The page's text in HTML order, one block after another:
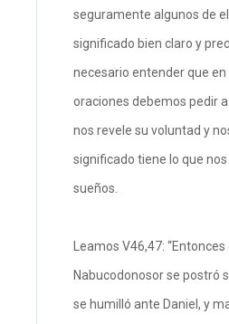
seguramente algunos de
significado bien claro y
necesario entender que
oraciones debemos pedir
nos revele su voluntad y
significado tiene lo que
sueños.
Leamos V46,47: “Entonces
Nabucodonosor se postró
se humilló ante Daniel, y